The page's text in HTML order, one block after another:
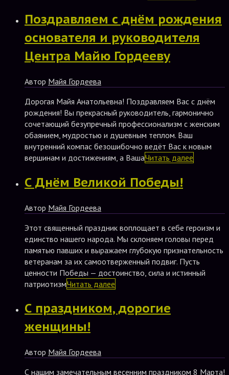
Поздравляем с днём рождения
основателя и руководителя
Центра Майю Гордееву
Автор Майя Гордеева
Дорогая Майя Анатольевна! Поздравляем Вас с днём
рождения! Вы прекрасный руководитель, гармонично
сочетающий безупречный профессионализм с женским
обаянием, мудростью и душевным теплом. Ваш
внутренний компас безошибочно ведёт Вас к новым
вершинам и достижениям, а ВашаЧитать далее
С Днём Великой Победы!
Автор Майя Гордеева
Этот священный праздник воплощает в себе героизм и
единство нашего народа. Мы склоняем головы перед
памятью павших и выражаем глубокую признательность
ветеранам за их самоотверженный подвиг. Пусть
ценности Победы — достоинство, сила и истинный
патриотизмЧитать далее
С праздником, дорогие
женщины!
Автор Майя Гордеева
С нашим замечательным весенним праздником 8 Марта!